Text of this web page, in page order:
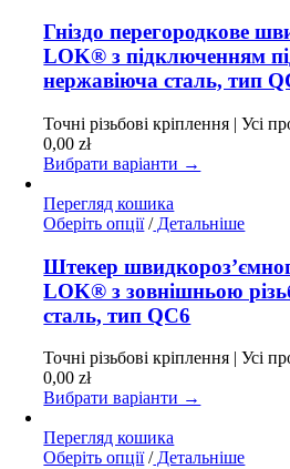
має
кілька
варіантів.
Параметри
вибрати
сторінці
Гніздо перегородкове
LOK® з підключенням
нержавіюча сталь, тип
Точні різьбові кріплення | Усі
0,00zł
Вибрати варіанти →
Перегляд кошика
Оберіть опції Цей
має
кілька
варіантів.
Параметри
вибрати
сторінці
/Детальніше
Штекер
LOK® з зовнішньою
сталь, тип QC6
Точні різьбові кріплення | Усі
0,00zł
Вибрати варіанти →
Перегляд кошика
Оберіть опції Цей
/Детальніше